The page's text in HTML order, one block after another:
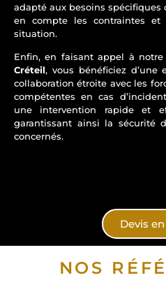
adapté aux besoins
en compte les contraintes
situation.
Enfin, en faisant appel à notre
Créteil, vous bénéficiez d’une
collaboration étroite avec les
compétentes en cas
une intervention rapide et
garantissant ainsi la sécurité
concernés.
Devis
NOS